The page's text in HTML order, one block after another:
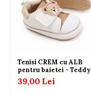
Tenisi CREM cu ALB
pentru baietei - Teddy
39,00 Lei